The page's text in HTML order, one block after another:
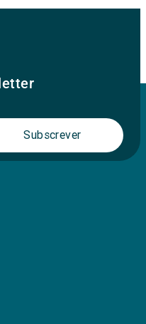
Subscrever